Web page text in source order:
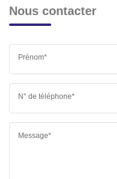
Nous contacter
Prénom*
N° de téléphone*
Message*